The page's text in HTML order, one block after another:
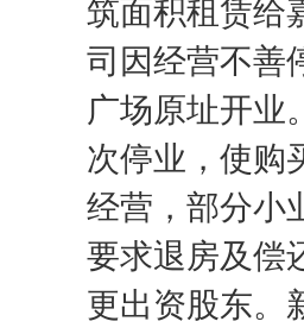
筑面积租赁给
司因经营不善
广场原址开业
次停业，使购
经营，部分小
要求退房及偿
更出资股东。